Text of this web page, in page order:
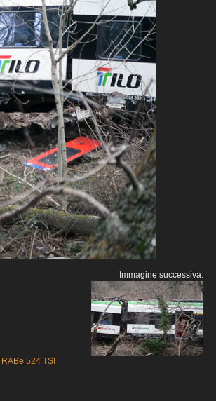
RABe 524 TSI
Immagine successiva: